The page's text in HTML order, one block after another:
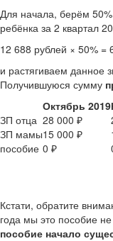
Для начала, берём
ребёнка за 2 квартал
12 688 рублей × 50% =
и растягиваем данное
Получившуюся сумму
Октябрь 2019
ЗП отца 28 000 ₽
ЗП мамы15 000 ₽
пособие 0 ₽
Кстати, обратите
года мы это пособие
пособие начало